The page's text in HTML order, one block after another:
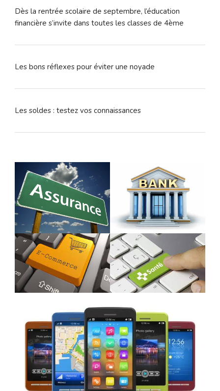
Dès la rentrée scolaire de septembre, l’éducation
financière s’invite dans toutes les classes de 4ème
Les bons réflexes pour éviter une noyade
Les soldes : testez vos connaissances